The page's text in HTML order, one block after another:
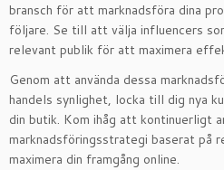
bransch för att marknadsföra dina
följare. Se till att välja influencers
relevant publik för att maximera
Genom att använda dessa
handels synlighet, locka till dig nya
din butik. Kom ihåg att kontinuerligt
marknadsföringsstrategi baserat på
maximera din framgång online.